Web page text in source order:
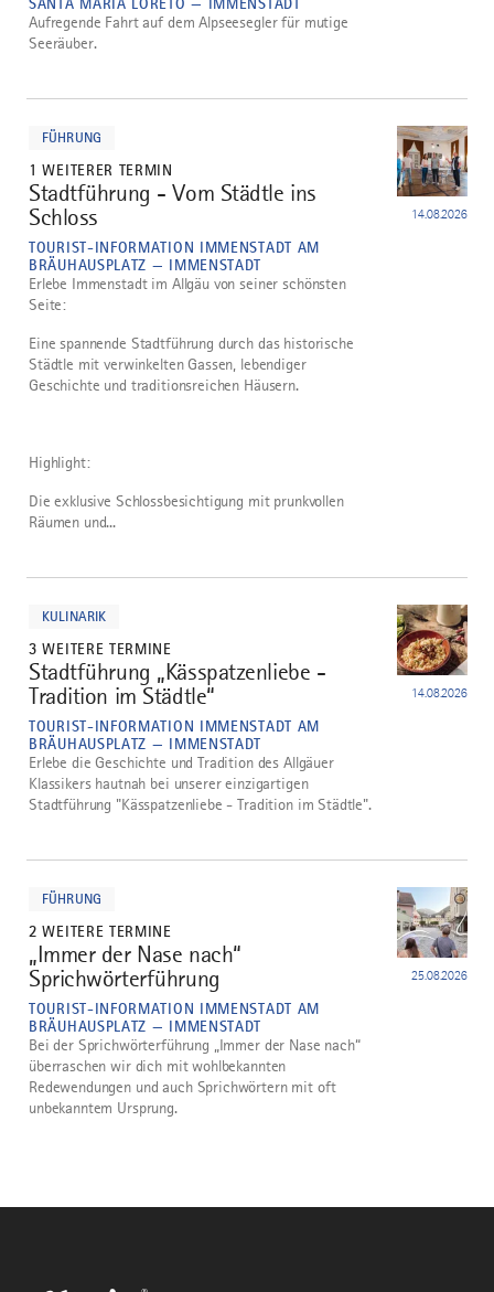
SANTA MARIA LORETO — IMMENSTADT
Aufregende Fahrt auf dem Alpseesegler für mutige
Seeräuber.
FÜHRUNG
1 WEITERER TERMIN
3
Stadtführung - Vom Städtle ins
Schloss
TOURIST-INFORMATION IMMENSTADT AM
BRÄUHAUSPLATZ — IMMENSTADT
14.08.2026
Erlebe Immenstadt im Allgäu von seiner schönsten
Seite:
Eine spannende Stadtführung durch das historische
Städtle mit verwinkelten Gassen, lebendiger
Geschichte und traditionsreichen Häusern.
Highlight:
Die exklusive Schlossbesichtigung mit prunkvollen
Räumen und...
KULINARIK
3 WEITERE TERMINE
4
Stadtführung „Kässpatzenliebe -
Tradition im Städtle“
TOURIST-INFORMATION IMMENSTADT AM
BRÄUHAUSPLATZ — IMMENSTADT
14.08.2026
Erlebe die Geschichte und Tradition des Allgäuer
Klassikers hautnah bei unserer einzigartigen
Stadtführung "Kässpatzenliebe - Tradition im Städtle".
FÜHRUNG
2 WEITERE TERMINE
5
„Immer der Nase nach“
Sprichwörterführung
TOURIST-INFORMATION IMMENSTADT AM
BRÄUHAUSPLATZ — IMMENSTADT
25.08.2026
Bei der Sprichwörterführung „Immer der Nase nach“
überraschen wir dich mit wohlbekannten
Redewendungen und auch Sprichwörtern mit oft
unbekanntem Ursprung.